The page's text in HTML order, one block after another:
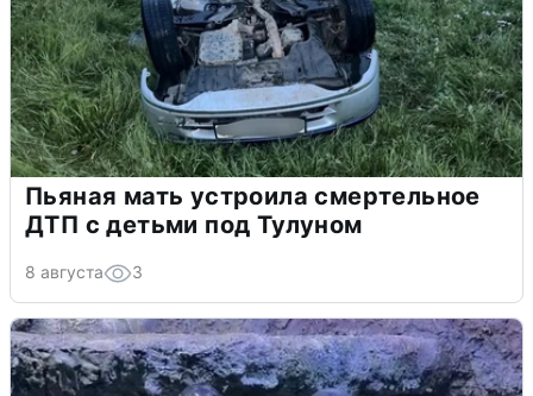
Пьяная мать устроила смертельное
ДТП с детьми под Тулуном
8 августа 3